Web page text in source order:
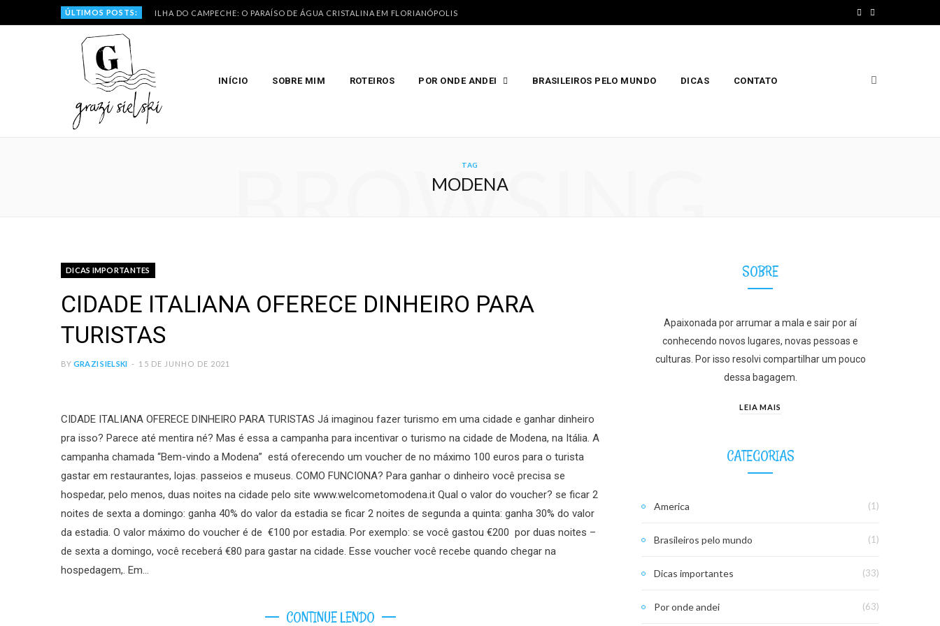
ÚLTIMOS POSTS: ILHA DO CAMPECHE: O PARAÍSO DE ÁGUA CRISTALINA EM FLORIANÓPOLIS
INÍCIO SOBRE MIM ROTEIROS POR ONDE ANDEI BRASILEIROS PELO MUNDO DICAS CONTATO
TAG
MODENA
BROWSING
DICAS IMPORTANTES
CIDADE ITALIANA OFERECE DINHEIRO PARA
TURISTAS
BY GRAZI SIELSKI 15 DE JUNHO DE 2021
CIDADE ITALIANA OFERECE DINHEIRO PARA TURISTAS Já imaginou fazer turismo em uma cidade e ganhar dinheiro
pra isso? Parece até mentira né? Mas é essa a campanha para incentivar o turismo na cidade de Modena, na Itália. A
campanha chamada “Bem-vindo a Modena” está oferecendo um voucher de no máximo 100 euros para o turista
gastar em restaurantes, lojas. passeios e museus. COMO FUNCIONA? Para ganhar o dinheiro você precisa se
hospedar, pelo menos, duas noites na cidade pelo site www.welcometomodena.it Qual o valor do voucher? se ficar 2
noites de sexta a domingo: ganha 40% do valor da estadia se ficar 2 noites de segunda a quinta: ganha 30% do valor
da estadia. O valor máximo do voucher é de €100 por estadia. Por exemplo: se você gastou €200 por duas noites –
de sexta a domingo, você receberá €80 para gastar na cidade. Esse voucher você recebe quando chegar na
hospedagem,. Em…
CONTINUE LENDO
SOBRE
Apaixonada por arrumar a mala e sair por aí
conhecendo novos lugares, novas pessoas e
culturas. Por isso resolvi compartilhar um pouco
dessa bagagem.
LEIA MAIS
CATEGORIAS
America (1)
Brasileiros pelo mundo (1)
Dicas importantes (33)
Por onde andei (63)